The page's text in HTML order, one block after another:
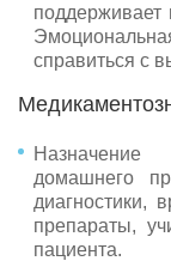
поддерживает
справиться с
домашнего
диагностики,
препараты,
пациента.